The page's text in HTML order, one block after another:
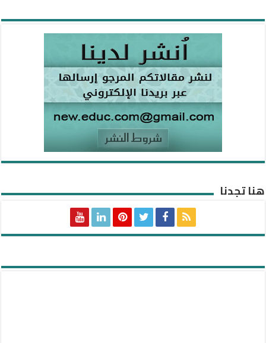
هنا تجدنا